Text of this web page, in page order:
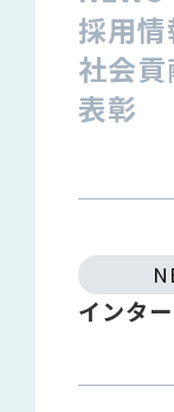
採用情
社会
表彰
インタ